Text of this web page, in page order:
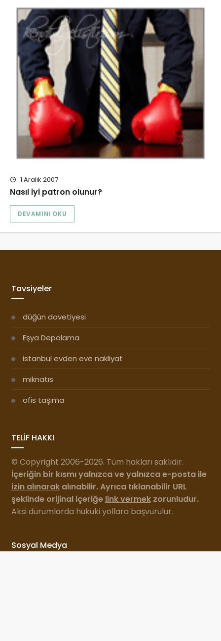
1 Aralık 2007
Nasıl iyi patron olunur?
DEVAMINI OKU
Tavsiyeler
düğün davetiyesi
Eşya Depolama
istanbul evden eve nakliyat
mıknatıs
ofis taşıma
TELİF HAKKI
© Copyright 2006-2026. Tüm hakları saklıdır.
İçeriğin bir kısmı yalnızca ve yalnızca e-posta ile
izin alınarakalınabilir. Ayrıca tıklanabilir URL
şeklinde orijinal içeriğe link vermekzorunludur.
Aksi durumlarda hukuki yollara başvurulur.
Sosyal Medya